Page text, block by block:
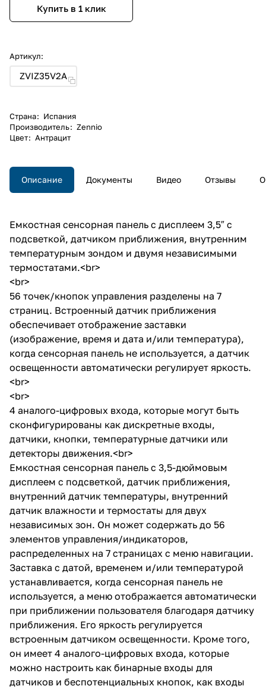
Купить в 1 клик
Артикул:
ZVIZ35V2A
Страна: Испания
Производитель: Zennio
Цвет: Антрацит
Описание Документы Видео Отзывы
Емкостная сенсорная панель с дисплеем 3,5″ с
подсветкой, датчиком приближения, внутренним
температурным зондом и двумя независимыми
термостатами.<br>
<br>
56 точек/кнопок управления разделены на 7
страниц. Встроенный датчик приближения
обеспечивает отображение заставки
(изображение, время и дата и/или температура),
когда сенсорная панель не используется, а датчик
освещенности автоматически регулирует яркость.
<br>
<br>
4 аналого-цифровых входа, которые могут быть
сконфигурированы как дискретные входы,
датчики, кнопки, температурные датчики или
детекторы движения.<br>
Емкостная сенсорная панель с 3,5-дюймовым
дисплеем с подсветкой, датчик приближения,
внутренний датчик температуры, внутренний
датчик влажности и термостаты для двух
независимых зон. Он может содержать до 56
элементов управления/индикаторов,
распределенных на 7 страницах с меню навигации.
Заставка с датой, временем и/или температурой
устанавливается, когда сенсорная панель не
используется, а меню отображается автоматически
при приближении пользователя благодаря датчику
приближения. Его яркость регулируется
встроенным датчиком освещенности. Кроме того,
он имеет 4 аналого-цифровых входа, которые
можно настроить как бинарные входы для
датчиков и беспотенциальных кнопок, как входы